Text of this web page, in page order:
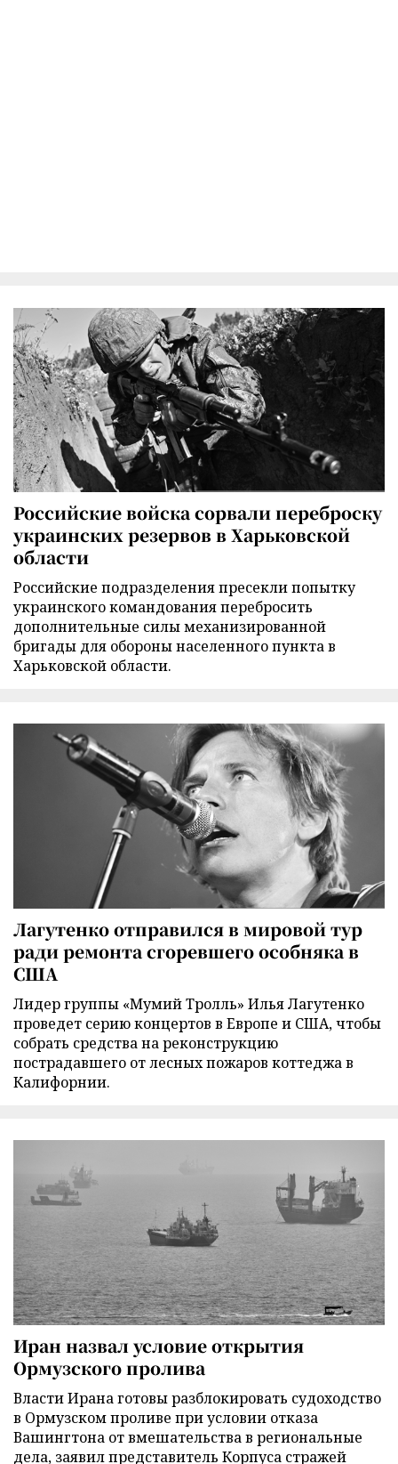
Российские войска сорвали переброску
украинских резервов в Харьковской
области
Российские подразделения пресекли попытку
украинского командования перебросить
дополнительные силы механизированной
бригады для обороны населенного пункта в
Харьковской области.
Лагутенко отправился в мировой тур
ради ремонта сгоревшего особняка в
США
Лидер группы «Мумий Тролль» Илья Лагутенко
проведет серию концертов в Европе и США, чтобы
собрать средства на реконструкцию
пострадавшего от лесных пожаров коттеджа в
Калифорнии.
Иран назвал условие открытия
Ормузского пролива
Власти Ирана готовы разблокировать судоходство
в Ормузском проливе при условии отказа
Вашингтона от вмешательства в региональные
дела, заявил представитель Корпуса стражей